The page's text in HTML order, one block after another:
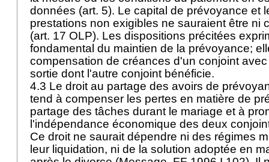
données (art. 5). Le capital de prévoyance et
prestations non exigibles ne sauraient être ni
(art. 17 OLP). Les dispositions précitées
fondamental du maintien de la prévoyance;
compensation de créances d'un conjoint
sortie dont l'autre conjoint bénéficie.
4.3 Le droit au partage des avoirs de
tend à compenser les pertes en matière de
partage des tâches durant le mariage et à
l'indépendance économique des deux
Ce droit ne saurait dépendre ni des régimes
leur liquidation, ni de la solution adoptée en